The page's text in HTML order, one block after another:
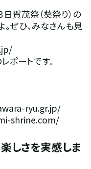
賀茂祭（葵祭り）の
ぜひ、みなさんも見
ポートです。
ryu.gr.jp/
shrine.com/
しさを実感しま